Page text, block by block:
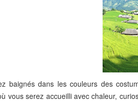
baignés dans les couleurs des
vous serez accueilli avec chaleur,